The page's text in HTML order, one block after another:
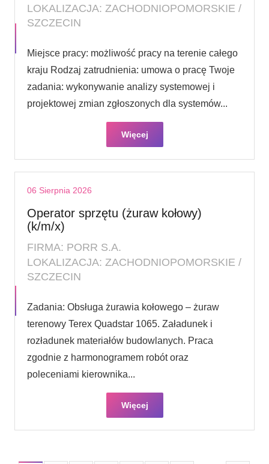
LOKALIZACJA: ZACHODNIOPOMORSKIE /
SZCZECIN
Miejsce pracy: możliwość pracy na terenie całego
kraju Rodzaj zatrudnienia: umowa o pracę Twoje
zadania: wykonywanie analizy systemowej i
projektowej zmian zgłoszonych dla systemów...
Więcej
06 Sierpnia 2026
Operator sprzętu (żuraw kołowy)
(k/m/x)
FIRMA: PORR S.A.
LOKALIZACJA: ZACHODNIOPOMORSKIE /
SZCZECIN
Zadania: Obsługa żurawia kołowego – żuraw
terenowy Terex Quadstar 1065. Załadunek i
rozładunek materiałów budowlanych. Praca
zgodnie z harmonogramem robót oraz
poleceniami kierownika...
Więcej